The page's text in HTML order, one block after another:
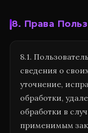
8. Права
8.1.
сведения о
уточнение,
обработки,
обработки в
применимым